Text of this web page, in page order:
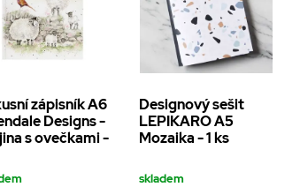
zápisník A6
Designs -
s ovečkami -
Designový sešit
LEPIKARO A5
Mozaika - 1 ks
skladem